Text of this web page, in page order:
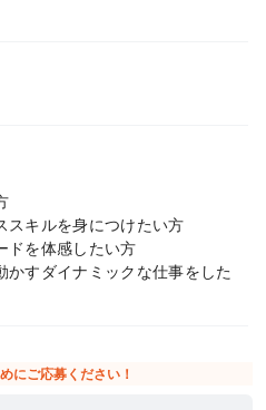
スキルを身につけたい方
ドを体感したい方
かすダイナミックな仕事をした
にご応募ください！